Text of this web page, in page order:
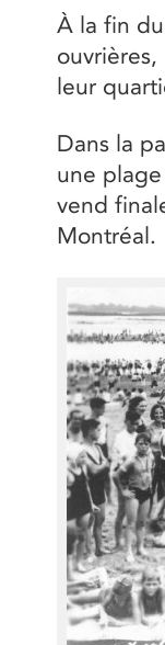
À la fin
leur
Dans la
une
vend
Montréal.